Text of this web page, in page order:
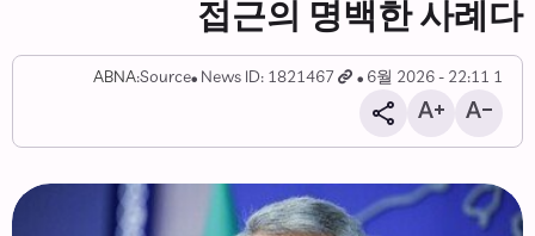
접근의 명백한 사례다
1 6월 2026 - 22:11
News ID: 1821467
Source:
ABNA